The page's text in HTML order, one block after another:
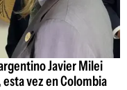
Javier Milei
vez en Colombia